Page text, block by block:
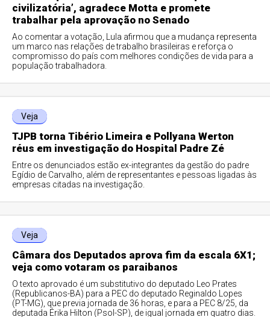
civilizatória’, agradece Motta e promete
trabalhar pela aprovação no Senado
Ao comentar a votação, Lula afirmou que a mudança representa
um marco nas relações de trabalho brasileiras e reforça o
compromisso do país com melhores condições de vida para a
população trabalhadora.
Veja
TJPB torna Tibério Limeira e Pollyana Werton
réus em investigação do Hospital Padre Zé
Entre os denunciados estão ex-integrantes da gestão do padre
Egídio de Carvalho, além de representantes e pessoas ligadas às
empresas citadas na investigação.
Veja
Câmara dos Deputados aprova fim da escala 6X1;
veja como votaram os paraibanos
O texto aprovado é um substitutivo do deputado Leo Prates
(Republicanos-BA) para a PEC do deputado Reginaldo Lopes
(PT-MG), que previa jornada de 36 horas, e para a PEC 8/25, da
deputada Érika Hilton (Psol-SP), de igual jornada em quatro dias.